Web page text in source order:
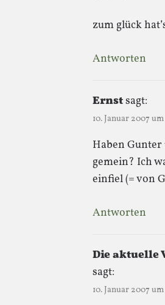
zum glück
Antworten
Ernstsagt:
10. Januar 2007
Haben Gunter
gemein? Ich
einfiel (= von
Antworten
Die aktuelle
sagt:
10. Januar 2007